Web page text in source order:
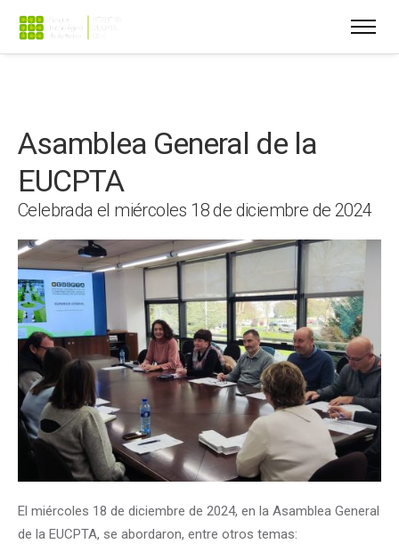
Asamblea General de la
EUCPTA
Celebrada el miércoles 18 de diciembre de 2024
El miércoles 18 de diciembre de 2024, en la Asamblea General
de la EUCPTA, se abordaron, entre otros temas: